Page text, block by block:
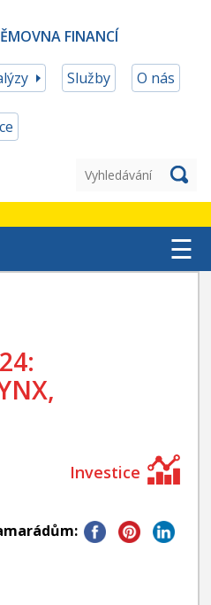
FINANCÍ
Služby O nás
☰
ZAJIŠTĚNÍ
ČLENSTVÍ
STRATEGIE
CAPITAL